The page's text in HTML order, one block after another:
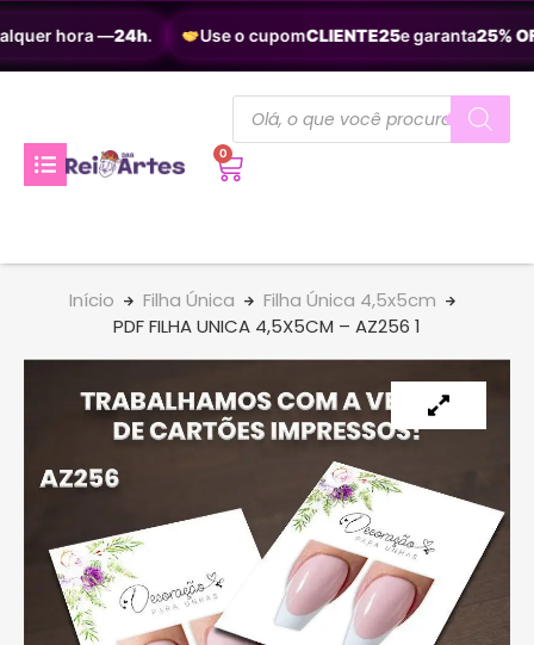
hora —24h. Use o cupomCLIENTE25e garanta25% OFF
0
Início Filha Única
Filha Única 4,5x5cm
PDF FILHA UNICA 4,5X5CM – AZ256 1